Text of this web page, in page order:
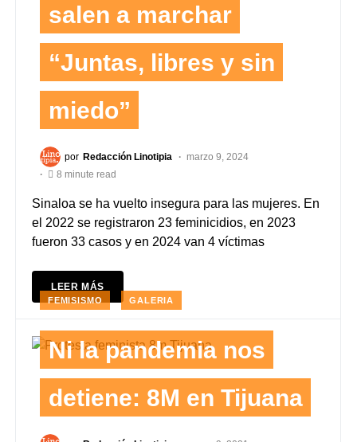
salen a marchar
“Juntas, libres y sin
miedo”
por Redacción Linotipia
marzo 9, 2024
8 minute read
Sinaloa se ha vuelto insegura para las mujeres. En
el 2022 se registraron 23 feminicidios, en 2023
fueron 33 casos y en 2024 van 4 víctimas
LEER MÁS
FEMISISMO GALERIA
Ni la pandemia nos
detiene: 8M en Tijuana